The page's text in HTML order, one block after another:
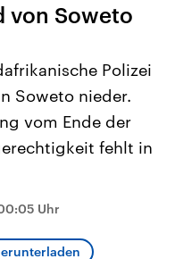
Wirtschaftlich und
den mächtigsten Ländern
mit großem Einfluss auf
von Soweto
Polizei
Soweto nieder.
vom Ende der
fehlt in
Uhr